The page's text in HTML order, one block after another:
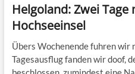
Helgoland: Zwei
Hochseeinsel
Übers Wochenende fuhren wir
Tagesausflug fanden wir doof,